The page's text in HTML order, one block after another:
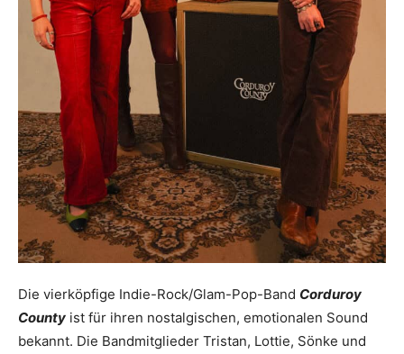
Die vierköpfige Indie-Rock/Glam-Pop-Band Corduroy
County ist für ihren nostalgischen, emotionalen Sound
bekannt. Die Bandmitglieder Tristan, Lottie, Sönke und